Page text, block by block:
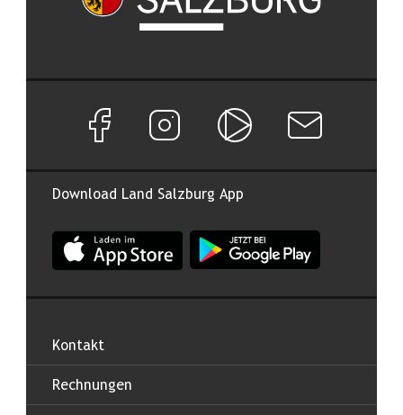
Download Land Salzburg App
App Land Salzburg im Apple App Store
App Land Salzburg im
Facebook Seite von Land Salzburg
Instagram Seite von Land Salzburg
Salzburg ONNewsletter
Kontakt
Rechnungen